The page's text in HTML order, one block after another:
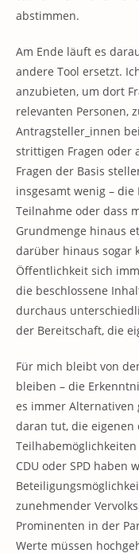
abstimmen.
Am Ende läuft es
andere Tool ersetzt.
anzubieten, um dort
relevanten Personen,
Antragsteller_innen
strittigen Fragen oder
Fragen der Basis
insgesamt wenig –
Teilnahme oder dass
Grundmenge hinaus
darüber hinaus sogar
Öffentlichkeit sich
die beschlossene
durchaus
der Bereitschaft, die
Für mich bleibt von
bleiben – die
es immer Alternativen
daran tut, die eigenen
CDU oder SPD haben
zunehmender
Prominenten in der
Werte müssen